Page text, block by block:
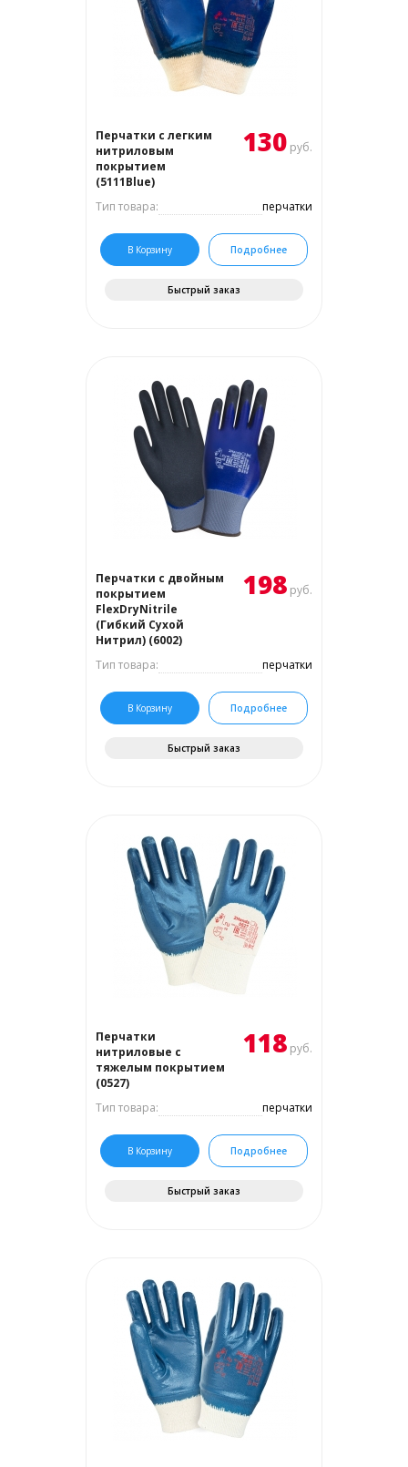
Перчатки с легким
нитриловым
покрытием
(5111Blue)
130 руб.
Тип товара: перчатки
В Корзину Подробнее
Быстрый заказ
Перчатки с двойным
покрытием
FlexDryNitrile
(Гибкий Сухой
Нитрил) (6002)
198 руб.
Тип товара: перчатки
В Корзину Подробнее
Быстрый заказ
Перчатки
нитриловые с
тяжелым покрытием
(0527)
118 руб.
Тип товара: перчатки
В Корзину Подробнее
Быстрый заказ